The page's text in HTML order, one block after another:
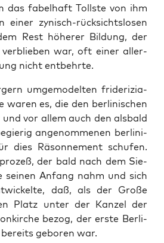
das fabel­haft Tolls­te von ihm
einer zynisch-rück­sichts­lo­sen
Rest höhe­rer Bil­dung, der
ver­blie­ben war, oft einer aller­
nicht entbehrte.
umge­mo­del­ten fri­de­ri­zia­
waren es, die den ber­li­ni­schen
vor allem auch den als­bald
ange­nom­me­nen ber­li­ni­
dies Räson­ne­ment schu­fen.
der bald nach dem Sie­
sei­nen Anfang nahm und sich
daß, als der Gro­ße
Platz unter der Kan­zel der
bezog, der ers­te Ber­li­
gebo­ren war.